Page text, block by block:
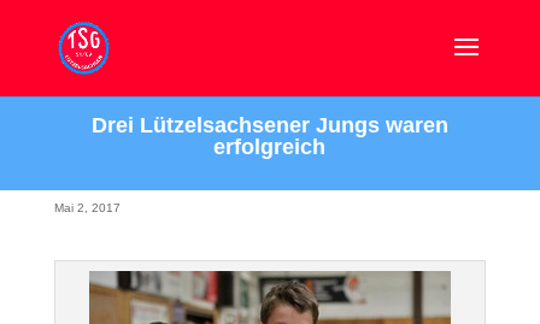
Drei Lützelsachsener Jungs waren
erfolgreich
Mai 2, 2017